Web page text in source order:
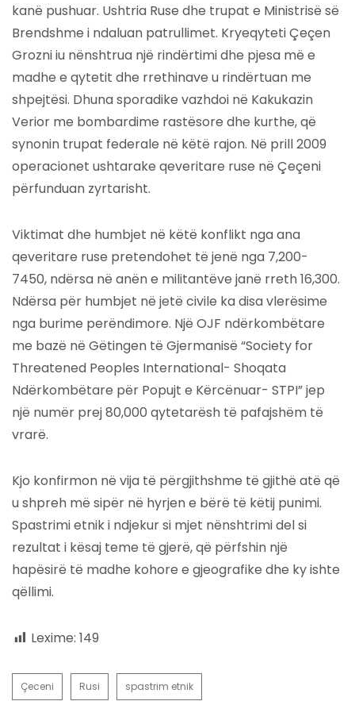
kanë pushuar. Ushtria Ruse dhe trupat e Ministrisë së
Brendshme i ndaluan patrullimet. Kryeqyteti Çeçen
Grozni iu nënshtrua një rindërtimi dhe pjesa më e
madhe e qytetit dhe rrethinave u rindërtuan me
shpejtësi. Dhuna sporadike vazhdoi në Kakukazin
Verior me bombardime rastësore dhe kurthe, që
synonin trupat federale në këtë rajon. Në prill 2009
operacionet ushtarake qeveritare ruse në Çeçeni
përfunduan zyrtarisht.
Viktimat dhe humbjet në këtë konflikt nga ana
qeveritare ruse pretendohet të jenë nga 7,200-
7450, ndërsa në anën e militantëve janë rreth 16,300.
Ndërsa për humbjet në jetë civile ka disa vlerësime
nga burime perëndimore. Një OJF ndërkombëtare
me bazë në Gëtingen të Gjermanisë “Society for
Threatened Peoples International- Shoqata
Ndërkombëtare për Popujt e Kërcënuar- STPI” jep
një numër prej 80,000 qytetarësh të pafajshëm të
vrarë.
Kjo konfirmon në vija të përgjithshme të gjithë atë që
u shpreh më sipër në hyrjen e bërë të këtij punimi.
Spastrimi etnik i ndjekur si mjet nënshtrimi del si
rezultat i kësaj teme të gjerë, që përfshin një
hapësirë të madhe kohore e gjeografike dhe ky ishte
qëllimi.
Lexime: 149
Çeceni Rusi spastrim etnik